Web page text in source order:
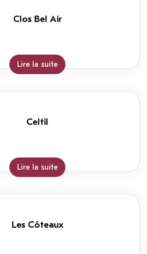
Clos Bel Air
Lire la suite
Celtil
Lire la suite
Les Côteaux